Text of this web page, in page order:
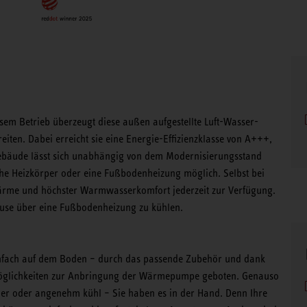
Betrieb überzeugt diese außen aufgestellte Luft-Wasser-
Dabei erreicht sie eine Energie-Effizienzklasse von A+++,
lässt sich unabhängig von dem Modernisierungsstand
Heizkörper oder eine Fußbodenheizung möglich. Selbst bei
und höchster Warmwasserkomfort jederzeit zur Verfügung.
über eine Fußbodenheizung zu kühlen.
auf dem Boden – durch das passende Zubehör und dank
zur Anbringung der Wärmepumpe geboten. Genauso
oder angenehm kühl – Sie haben es in der Hand. Denn Ihre